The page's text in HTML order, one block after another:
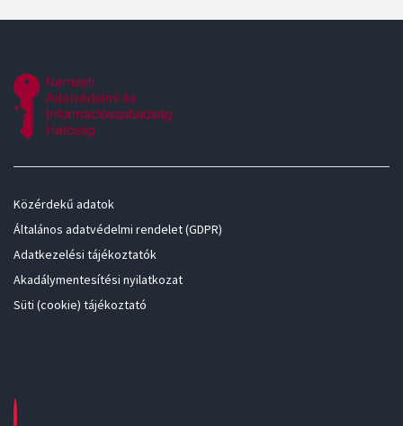
Közérdekű adatok
Általános adatvédelmi rendelet (GDPR)
Adatkezelési tájékoztatók
Akadálymentesítési nyilatkozat
Süti (cookie) tájékoztató